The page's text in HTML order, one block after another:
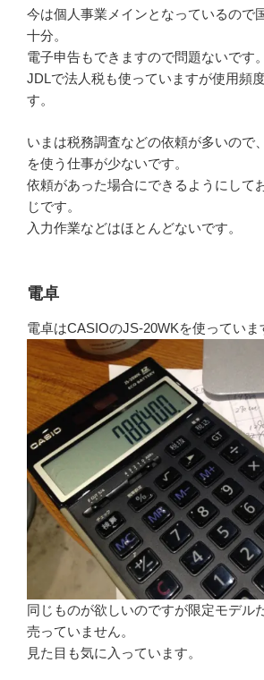
今は個人事業メインとなっているので
十分。
電子申告もできますので問題ないです。
JDLで法人税も使っていますが使用頻
す。
いまは税務調査などの依頼が多いので
を使う仕事が少ないです。
依頼があった場合にできるようにして
じです。
入力作業などはほとんどないです。
電卓
電卓はCASIOのJS-20WKを使っていま
同じものが欲しいのですが限定モデル
売っていません。
見た目も気に入っています。